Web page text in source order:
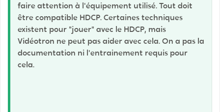
faire attention à l'équipement utilisé. Tout doit
être compatible HDCP. Certaines techniques
existent pour "jouer" avec le HDCP, mais
Vidéotron ne peut pas aider avec cela. On a pas la
documentation ni l'entrainement requis pour
cela.